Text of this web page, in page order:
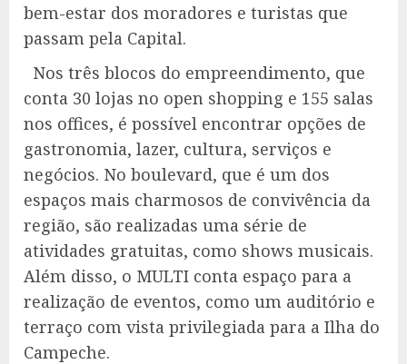
bem-estar dos moradores e turistas que
passam pela Capital.
Nos três blocos do empreendimento, que
conta 30 lojas no open shopping e 155 salas
nos offices, é possível encontrar opções de
gastronomia, lazer, cultura, serviços e
negócios. No boulevard, que é um dos
espaços mais charmosos de convivência da
região, são realizadas uma série de
atividades gratuitas, como shows musicais.
Além disso, o MULTI conta espaço para a
realização de eventos, como um auditório e
terraço com vista privilegiada para a Ilha do
Campeche.